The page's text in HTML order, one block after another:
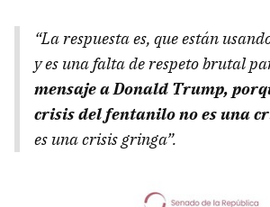
“La respuesta es, que están
y es una falta de respeto brutal
mensaje a Donald Trump,
crisis del fentanilo no es una
es una crisisgringa”.